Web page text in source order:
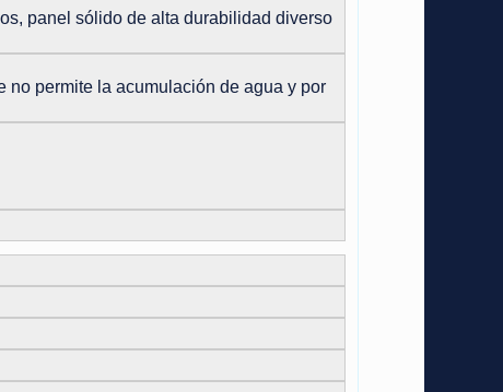
panel sólido de alta durabilidad diverso
no permite la acumulación de agua y por